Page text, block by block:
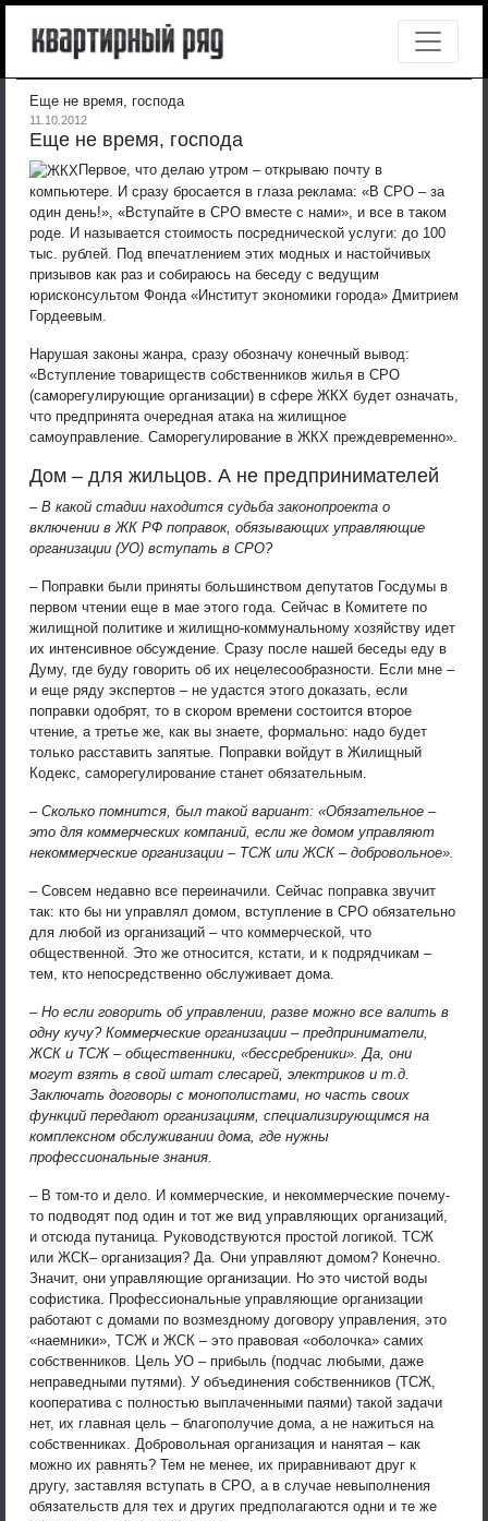
Еще не время, господа
11.10.2012
Еще не время, господа
Первое, что делаю утром – открываю почту в
компьютере. И сразу бросается в глаза реклама: «В СРО – за
один день!», «Вступайте в СРО вместе с нами», и все в таком
роде. И называется стоимость посреднической услуги: до 100
тыс. рублей. Под впечатлением этих модных и настойчивых
призывов как раз и собираюсь на беседу с ведущим
юрисконсультом Фонда «Институт экономики города» Дмитрием
Гордеевым.
Нарушая законы жанра, сразу обозначу конечный вывод:
«Вступление товариществ собственников жилья в СРО
(саморегулирующие организации) в сфере ЖКХ будет означать,
что предпринята очередная атака на жилищное
самоуправление. Саморегулирование в ЖКХ преждевременно».
Дом – для жильцов. А не предпринимателей
– В какой стадии находится судьба законопроекта о
включении в ЖК РФ поправок, обязывающих управляющие
организации (УО) вступать в СРО?
– Поправки были приняты большинством депутатов Госдумы в
первом чтении еще в мае этого года. Сейчас в Комитете по
жилищной политике и жилищно-коммунальному хозяйству идет
их интенсивное обсуждение. Сразу после нашей беседы еду в
Думу, где буду говорить об их нецелесообразности. Если мне –
и еще ряду экспертов – не удастся этого доказать, если
поправки одобрят, то в скором времени состоится второе
чтение, а третье же, как вы знаете, формально: надо будет
только расставить запятые. Поправки войдут в Жилищный
Кодекс, саморегулирование станет обязательным.
– Сколько помнится, был такой вариант: «Обязательное –
это для коммерческих компаний, если же домом управляют
некоммерческие организации – ТСЖ или ЖСК – добровольное».
– Совсем недавно все переиначили. Сейчас поправка звучит
так: кто бы ни управлял домом, вступление в СРО обязательно
для любой из организаций – что коммерческой, что
общественной. Это же относится, кстати, и к подрядчикам –
тем, кто непосредственно обслуживает дома.
– Но если говорить об управлении, разве можно все валить в
одну кучу? Коммерческие организации – предприниматели,
ЖСК и ТСЖ – общественники, «бессребреники». Да, они
могут взять в свой штат слесарей, электриков и т.д.
Заключать договоры с монополистами, но часть своих
функций передают организациям, специализирующимся на
комплексном обслуживании дома, где нужны
профессиональные знания.
– В том-то и дело. И коммерческие, и некоммерческие почему-
то подводят под один и тот же вид управляющих организаций,
и отсюда путаница. Руководствуются простой логикой. ТСЖ
или ЖСК– организация? Да. Они управляют домом? Конечно.
Значит, они управляющие организации. Но это чистой воды
софистика. Профессиональные управляющие организации
работают с домами по возмездному договору управления, это
«наемники», ТСЖ и ЖСК – это правовая «оболочка» самих
собственников. Цель УО – прибыль (подчас любыми, даже
неправедными путями). У объединения собственников (ТСЖ,
кооператива с полностью выплаченными паями) такой задачи
нет, их главная цель – благополучие дома, а не нажиться на
собственниках. Добровольная организация и нанятая – как
можно их равнять? Тем не менее, их приравнивают друг к
другу, заставляя вступать в СРО, а в случае невыполнения
обязательств для тех и других предполагаются одни и те же